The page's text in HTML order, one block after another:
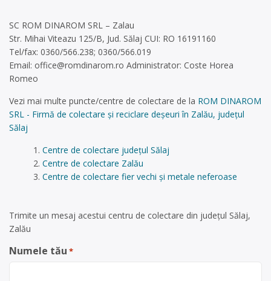
SC ROM DINAROM SRL – Zalau
Str. Mihai Viteazu 125/B, Jud. Sălaj CUI: RO 16191160
Tel/fax: 0360/566.238; 0360/566.019
Email: office@romdinarom.ro Administrator: Coste Horea
Romeo
Vezi mai multe puncte/centre de colectare de la ROM DINAROM
SRL - Firmă de colectare și reciclare deșeuri în Zalău, județul
Sălaj
Centre de colectare județul Sălaj
Centre de colectare Zalău
Centre de colectare fier vechi și metale neferoase
Trimite un mesaj acestui centru de colectare din județul Sălaj,
Zalău
Numele tău *